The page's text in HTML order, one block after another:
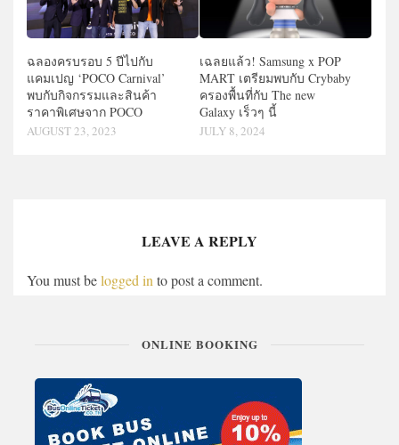
ฉลองครบรอบ 5 ปีไปกับ
แคมเปญ ‘POCO Carnival’
พบกับกิจกรรมและสินค้า
ราคาพิเศษจาก POCO
AUGUST 23, 2023
เฉลยแล้ว! Samsung x POP
MART เตรียมพบกับ Crybaby
ครองพื้นที่กับ The new
Galaxy เร็วๆ นี้
JULY 8, 2024
LEAVE A REPLY
You must belogged in to post a comment.
ONLINE BOOKING